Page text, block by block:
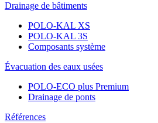
Drainage de bâtiments
POLO-KAL XS
POLO-KAL 3S
Composants système
Évacuation des eaux usées
POLO-ECO plus Premium
Drainage de ponts
Références